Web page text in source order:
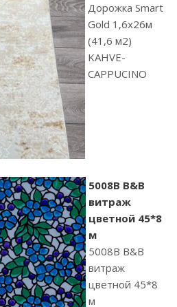
Дорожка Smart
Gold 1,6х26м
(41,6 м2)
KAHVE-
CAPPUCINO
5008B B&B
витраж
цветной 45*8
м
5008B B&B
витраж
цветной 45*8
м